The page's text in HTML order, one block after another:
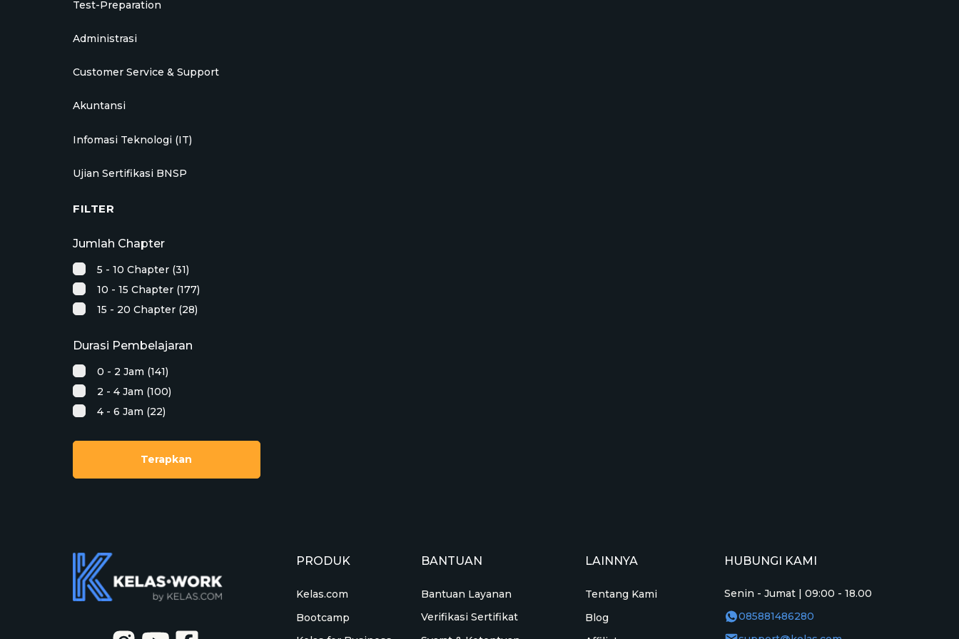
Test-Preparation
Administrasi
Customer Service & Support
Akuntansi
Infomasi Teknologi (IT)
Ujian Sertifikasi BNSP
FILTER
Jumlah Chapter
5 - 10 Chapter (31)
10 - 15 Chapter (177)
15 - 20 Chapter (28)
Durasi Pembelajaran
0 - 2 Jam (141)
2 - 4 Jam (100)
4 - 6 Jam (22)
Terapkan
PRODUK
Kelas.com
Bootcamp
BANTUAN
Bantuan Layanan
Verifikasi Sertifikat
LAINNYA
Tentang Kami
Blog
HUBUNGI KAMI
Senin - Jumat | 09:00 - 18.00
085881486280